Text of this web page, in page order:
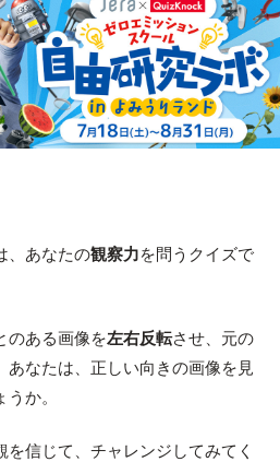
、あなたの観察力を問うクイズで
のある画像を左右反転させ、元の
あなたは、正しい向きの画像を見
か。
信じて、チャレンジしてみてく